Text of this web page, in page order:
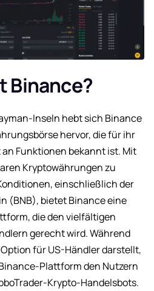
Binance?
Inseln hebt sich Binance
hervor, die für ihr
Funktionen bekannt ist. Mit
Kryptowährungen zu
einschließlich der
(BNB), bietet Binance eine
die den vielfältigen
gerecht wird. Während
für US-Händler darstellt,
Plattform den Nutzern
Krypto-Handelsbots.